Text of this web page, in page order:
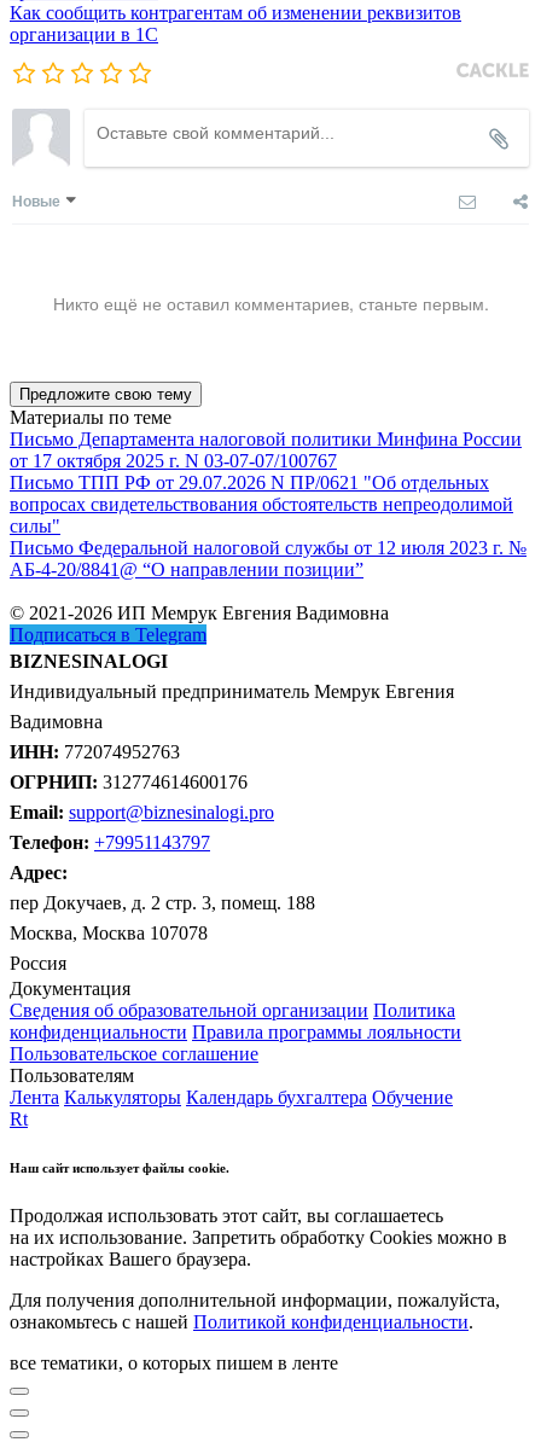
Как сообщить контрагентам об изменении реквизитов
организации в 1C
Новые
Никто ещё не оставил комментариев, станьте первым.
Предложите свою тему
Материалы по теме
Письмо Департамента налоговой политики Минфина России
от 17 октября 2025 г. N 03-07-07/100767
Письмо ТПП РФ от 29.07.2026 N ПР/0621 "Об отдельных
вопросах свидетельствования обстоятельств непреодолимой
силы"
Письмо Федеральной налоговой службы от 12 июля 2023 г. №
АБ-4-20/8841@ “О направлении позиции”
© 2021-2026 ИП Мемрук Евгения Вадимовна
Подписаться в Telegram
BIZNESINALOGI
Индивидуальный предприниматель Мемрук Евгения
Вадимовна
ИНН: 772074952763
ОГРНИП: 312774614600176
Email: support@biznesinalogi.pro
Телефон: +79951143797
Адрес:
пер Докучаев, д. 2 стр. 3, помещ. 188
Москва, Москва 107078
Россия
Документация
Сведения об образовательной организации Политика
конфиденциальности Правила программы лояльности
Пользовательское соглашение
Пользователям
Лента Калькуляторы Календарь бухгалтера Обучение
Rt
Наш сайт использует файлы cookie.
Продолжая использовать этот сайт, вы соглашаетесь
на их использование. Запретить обработку Cookies можно в
настройках Вашего браузера.
Для получения дополнительной информации, пожалуйста,
ознакомьтесь с нашей Политикой конфиденциальности.
все тематики, о которых пишем в ленте